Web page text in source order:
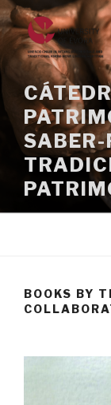
Skip
to
content
BOOKS BY